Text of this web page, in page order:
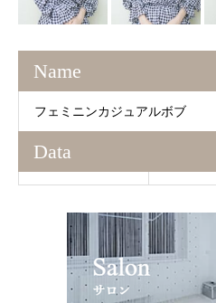
Name
フェミニンカジュアルボブ
Data